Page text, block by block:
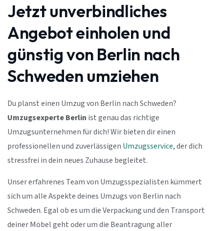
Jetzt unverbindliches
Angebot einholen und
günstig von Berlin nach
Schweden umziehen
Du planst einen Umzug von Berlin nach Schweden?
Umzugsexperte Berlin ist genau das richtige
Umzugsunternehmen für dich! Wir bieten dir einen
professionellen und zuverlässigen Umzugsservice, der dich
stressfrei in dein neues Zuhause begleitet.
Unser erfahrenes Team von Umzugsspezialisten kümmert
sich um alle Aspekte deines Umzugs von Berlin nach
Schweden. Egal ob es um die Verpackung und den Transport
deiner Möbel geht oder um die Beantragung aller